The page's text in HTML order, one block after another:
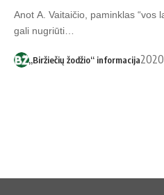
Anot A. Vaitaičio, paminklas “vos
gali nugriūti…
„Biržiečių žodžio“ informacija